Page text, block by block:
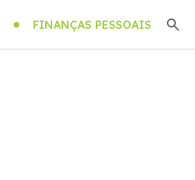
FINANÇAS PESSOAIS